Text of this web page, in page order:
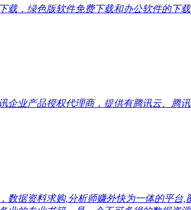
载，绿色版软件免费下载和办公软件的下载
企业产品授权代理商，提供有腾讯云、腾
数据资料求购,分析师赚外快为一体的平